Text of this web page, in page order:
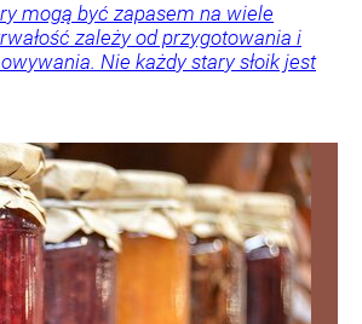
mogą być zapasem na wiele
zależy od przygotowania i
Nie każdy stary słoik jest